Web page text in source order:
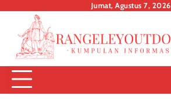
content
Jumat, Agustus 7, 2026